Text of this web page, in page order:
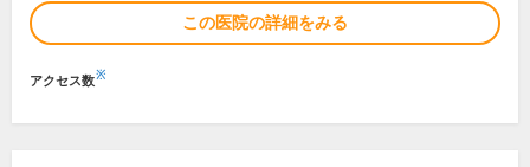
この医院の詳細をみる
アクセス数※